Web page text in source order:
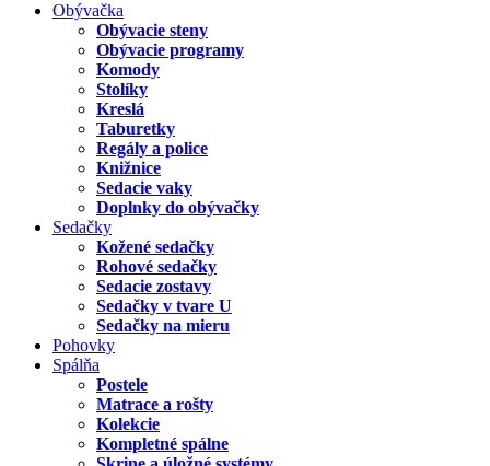
Obývačka
Obývacie steny
Obývacie programy
Komody
Stolíky
Kreslá
Taburetky
Regály a police
Knižnice
Sedacie vaky
Doplnky do obývačky
Sedačky
Kožené sedačky
Rohové sedačky
Sedacie zostavy
Sedačky v tvare U
Sedačky na mieru
Pohovky
Spálňa
Postele
Matrace a rošty
Kolekcie
Kompletné spálne